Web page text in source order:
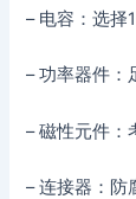
– 电容：选
– 功率器件：
– 磁性元件：
– 连接器：防